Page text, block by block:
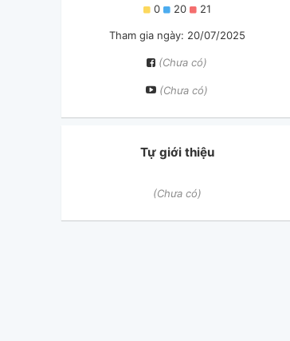
0 20 21
Tham gia ngày: 20/07/2025
(Chưa có)
(Chưa có)
Tự giới thiệu
(Chưa có)